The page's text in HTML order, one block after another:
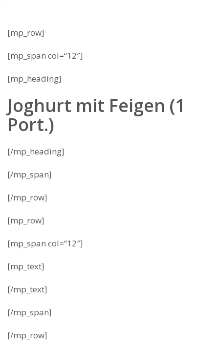
[mp_row]
[mp_span col=“12″]
[mp_heading]
Joghurt mit Feigen (1
Port.)
[/mp_heading]
[/mp_span]
[/mp_row]
[mp_row]
[mp_span col=“12″]
[mp_text]
[/mp_text]
[/mp_span]
[/mp_row]